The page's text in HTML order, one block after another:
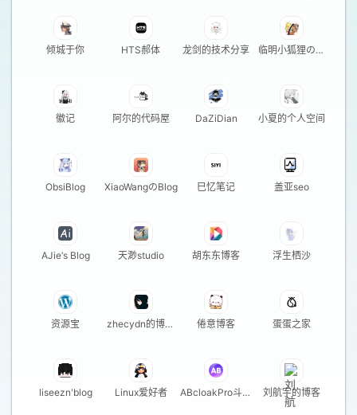
倾城于你 HTS郝体 龙剑的技术分享
临明小狐狸の小
徽记 阿尔的代码屋 DaZiDian 小夏的个人空间
ObsiBlog XiaoWangのBlog 巳忆笔记 盖亚seo
AJie‘s Blog 天渺studio 胡东东博客 浮生栖沙
资源宝
zhecydn的博客
倦意博客 蛋蛋之家
liseezn'blog Linux爱好者
ABcloakPro斗篷
刘航宇的博客